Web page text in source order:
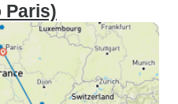
Paris)